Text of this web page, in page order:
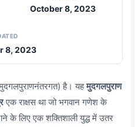
October 8, 2023
8, 2023
है। यहमुदगलपुराण
एक राक्षस था जो भगवान गणेश के
के लिए एक शक्तिशाली युद्ध में उतर